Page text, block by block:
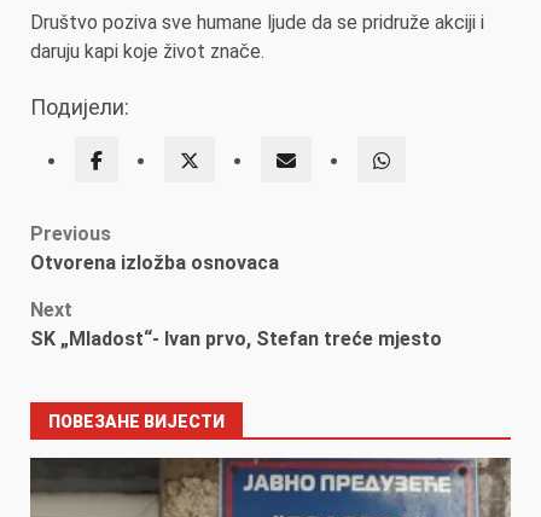
Društvo poziva sve humane ljude da se pridruže akciji i
daruju kapi koje život znače.
Подијели:
Post
Previous
Otvorena izložba osnovaca
Next
SK „Mladost“- Ivan prvo, Stefan treće mjesto
ПОВЕЗАНЕ ВИЈЕСТИ